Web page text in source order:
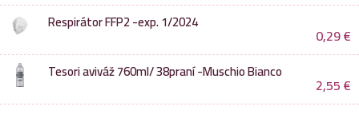
Respirátor FFP2 -exp. 1/2024
0,29€
Tesori aviváž 760ml/ 38praní -Muschio Bianco
2,55€